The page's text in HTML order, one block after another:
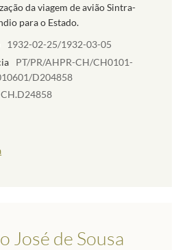
da viagem de avião Sintra-
para o Estado.
1932-02-25/1932-03-05
PT/PR/AHPR-CH/CH0101-
D204858
CH.D24858
José de Sousa